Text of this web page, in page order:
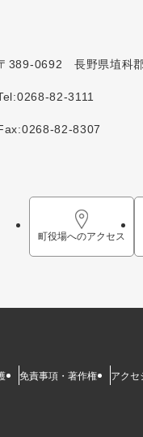
389-0692 長野県埴科
82-3111
82-8307
町役場へのアクセス
免責事項・著作権 アクセ